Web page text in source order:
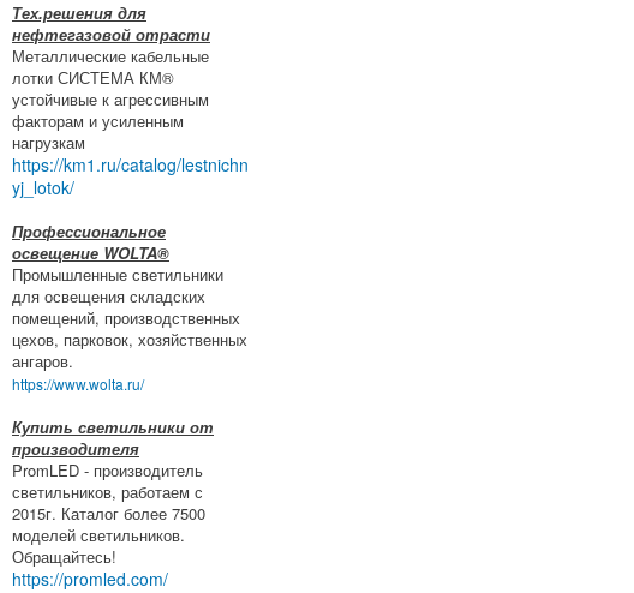
Тех.решения для
нефтегазовой отрасти
Металлические кабельные
лотки СИСТЕМА КМ®
устойчивые к агрессивным
факторам и усиленным
нагрузкам
https://km1.ru/catalog/lestnichn
yj_lotok/
Профессиональное
освещение WOLTA®
Промышленные светильники
для освещения складских
помещений, производственных
цехов, парковок, хозяйственных
ангаров.
https://www.wolta.ru/
Купить светильники от
производителя
PromLED - производитель
светильников, работаем с
2015г. Каталог более 7500
моделей светильников.
Обращайтесь!
https://promled.com/